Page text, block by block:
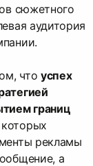
сюжетного
аудитория
что успех
границ
рекламы
а